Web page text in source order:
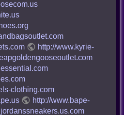
http://www.kyrie-
clothing.com
http://www.bape-